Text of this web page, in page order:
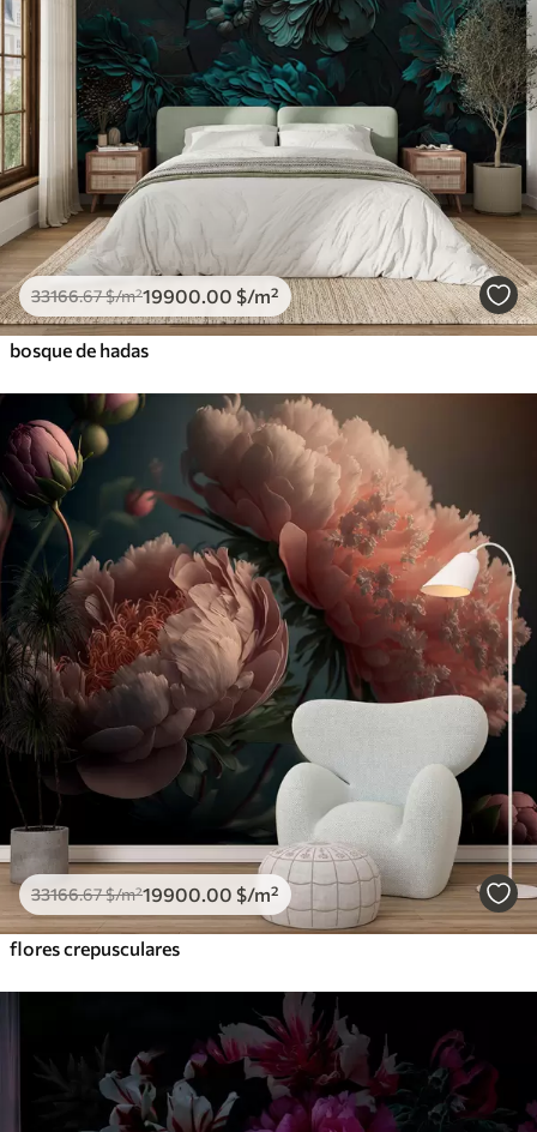
33166.67$/m²19900 .00 $/m²
bosque de hadas
33166.67$/m²19900 .00 $/m²
flores crepusculares